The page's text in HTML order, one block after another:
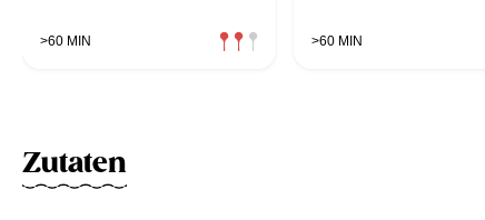
>60 MIN >60 MIN
Zutaten